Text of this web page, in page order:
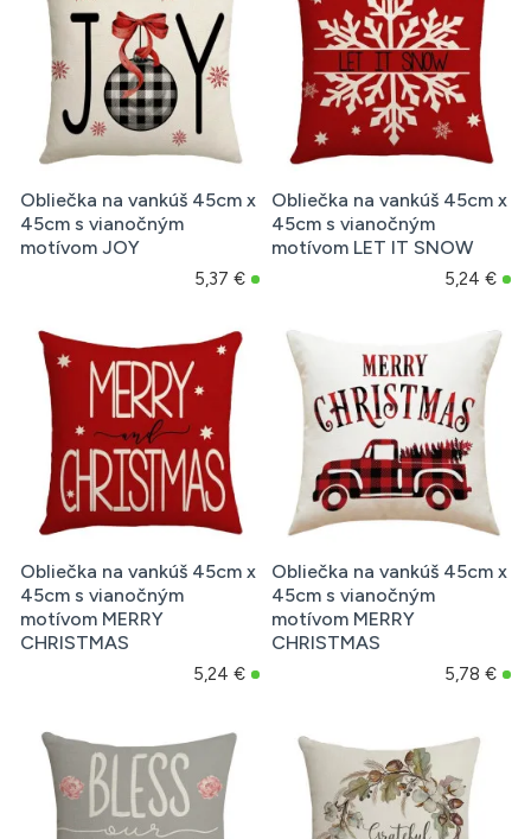
Obliečka na vankúš 45cm x
45cm s vianočným
motívom JOY
5,37 €
Obliečka na vankúš 45cm x
45cm s vianočným
motívom LET IT SNOW
5,24 €
Obliečka na vankúš 45cm x
45cm s vianočným
motívom MERRY
CHRISTMAS
5,24 €
Obliečka na vankúš 45cm x
45cm s vianočným
motívom MERRY
CHRISTMAS
5,78 €